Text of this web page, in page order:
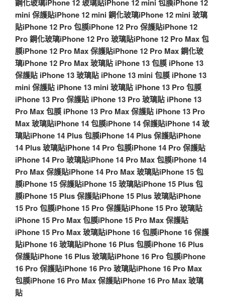
鋼化玻璃iPhone 12 玻璃貼iPhone 12 mini 包膜iPhone 12
mini 保護貼iPhone 12 mini 鋼化玻璃iPhone 12 mini 玻璃
貼iPhone 12 Pro 包膜iPhone 12 Pro 保護貼iPhone 12
Pro 鋼化玻璃iPhone 12 Pro 玻璃貼iPhone 12 Pro Max 包
膜iPhone 12 Pro Max 保護貼iPhone 12 Pro Max 鋼化玻
璃iPhone 12 Pro Max 玻璃貼 iPhone 13 包膜 iPhone 13
保護貼 iPhone 13 玻璃貼 iPhone 13 mini 包膜 iPhone 13
mini 保護貼 iPhone 13 mini 玻璃貼 iPhone 13 Pro 包膜
iPhone 13 Pro 保護貼 iPhone 13 Pro 玻璃貼 iPhone 13
Pro Max 包膜 iPhone 13 Pro Max 保護貼 iPhone 13 Pro
Max 玻璃貼iPhone 14 包膜iPhone 14 保護貼iPhone 14 玻
璃貼iPhone 14 Plus 包膜iPhone 14 Plus 保護貼iPhone
14 Plus 玻璃貼iPhone 14 Pro 包膜iPhone 14 Pro 保護貼
iPhone 14 Pro 玻璃貼iPhone 14 Pro Max 包膜iPhone 14
Pro Max 保護貼iPhone 14 Pro Max 玻璃貼iPhone 15 包
膜iPhone 15 保護貼iPhone 15 玻璃貼iPhone 15 Plus 包
膜iPhone 15 Plus 保護貼iPhone 15 Plus 玻璃貼iPhone
15 Pro 包膜iPhone 15 Pro 保護貼iPhone 15 Pro 玻璃貼
iPhone 15 Pro Max 包膜iPhone 15 Pro Max 保護貼
iPhone 15 Pro Max 玻璃貼iPhone 16 包膜iPhone 16 保護
貼iPhone 16 玻璃貼iPhone 16 Plus 包膜iPhone 16 Plus
保護貼iPhone 16 Plus 玻璃貼iPhone 16 Pro 包膜iPhone
16 Pro 保護貼iPhone 16 Pro 玻璃貼iPhone 16 Pro Max
包膜iPhone 16 Pro Max 保護貼iPhone 16 Pro Max 玻璃
貼